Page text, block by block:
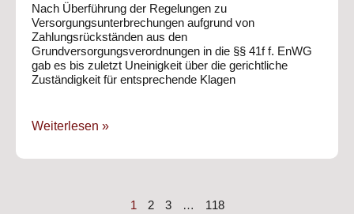
Nach Überführung der Regelungen zu
Versorgungsunterbrechungen aufgrund von
Zahlungsrückständen aus den
Grundversorgungsverordnungen in die §§ 41f f. EnWG
gab es bis zuletzt Uneinigkeit über die gerichtliche
Zuständigkeit für entsprechende Klagen
Weiterlesen »
1 2 3 … 118